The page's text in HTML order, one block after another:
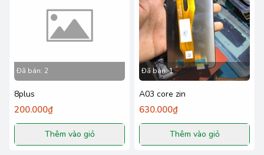
Đã bán: 2
8plus
200.000₫
Thêm vào giỏ
Đã bán:1
A03 core zin
630.000₫
Thêm vào giỏ